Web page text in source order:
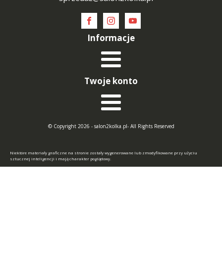
Informacje
Twoje konto
© Copyright 2026 - salon2kolka.pl- All Rights Reserved
Niektóre materiały graficzne na stronie zostały wygenerowane lub zmodyfikowane przy użyciu
sztucznej inteligencji i mają charakter poglądowy.